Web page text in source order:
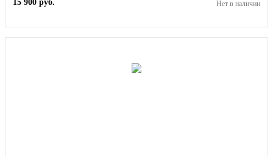
15 900 руб. Нет в наличии